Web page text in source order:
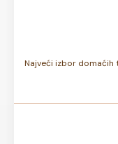
Najveći izbor domaćih